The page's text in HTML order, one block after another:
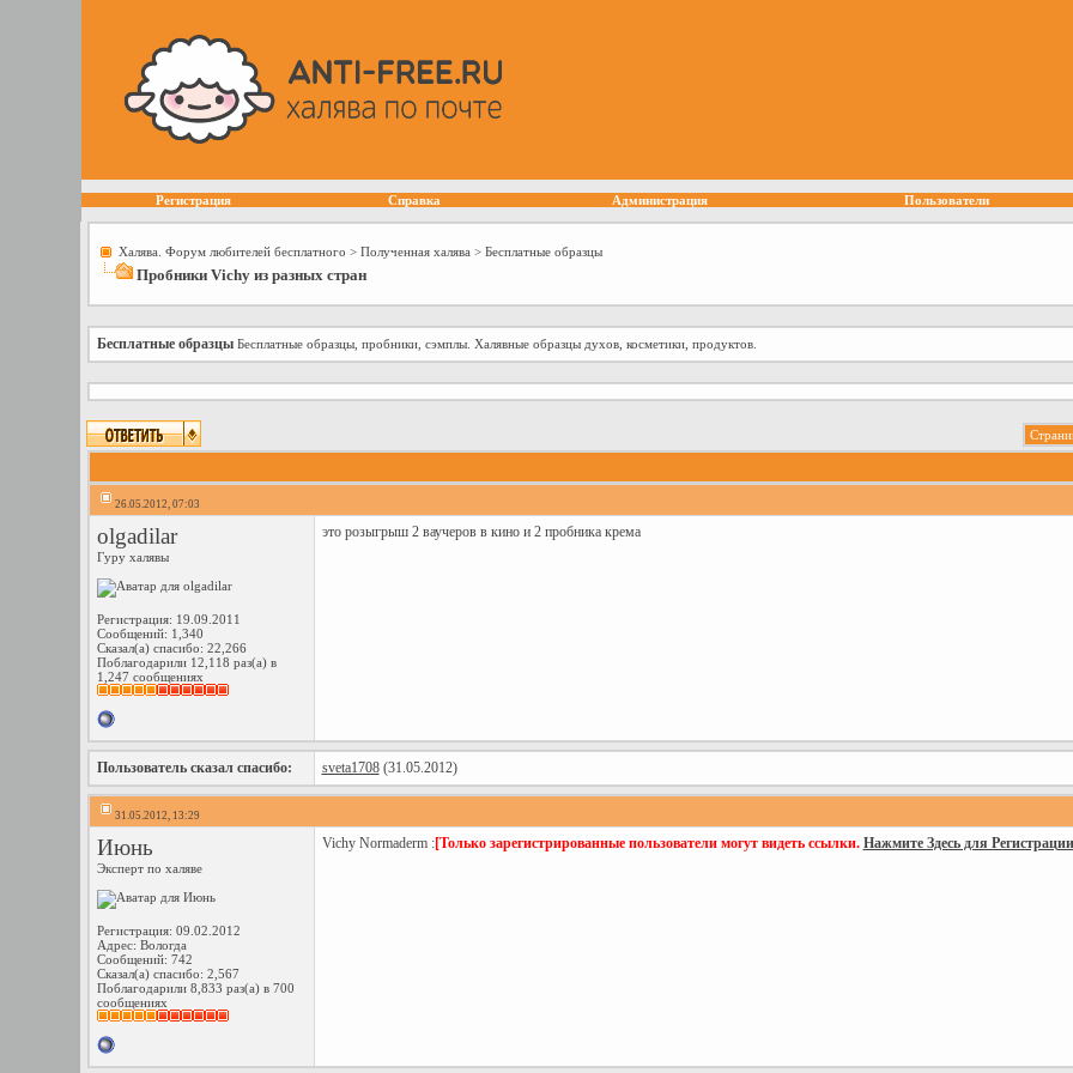
Регистрация Справка Администрация Пользователи
Халява. Форум любителей бесплатного > Полученная халява > Бесплатные образцы
Пробники Vichy из разных стран
Бесплатные образцы Бесплатные образцы, пробники, сэмплы. Халявные образцы духов, косметики, продуктов.
26.05.2012, 07:03
olgadilar
Гуру халявы
Регистрация: 19.09.2011
Сообщений: 1,340
Сказал(а) спасибо: 22,266
Поблагодарили 12,118 раз(а) в
1,247 сообщениях
это розыгрыш 2 ваучеров в кино и 2 пробника крема
Пользователь сказал cпасибо: sveta1708(31.05.2012)
31.05.2012, 13:29
Июнь
Эксперт по халяве
Регистрация: 09.02.2012
Адрес: Вологда
Сообщений: 742
Сказал(а) спасибо: 2,567
Поблагодарили 8,833 раз(а) в 700
сообщениях
Vichy Normaderm :[Только зарегистрированные пользователи могут видеть ссылки. Нажмите Здесь для Регистрации